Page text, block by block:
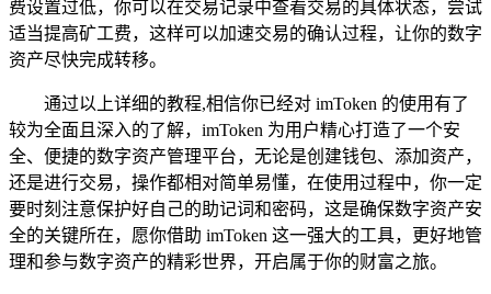
费设置过低，你可以在交易记录中查看交易的具体状态，尝试
适当提高矿工费，这样可以加速交易的确认过程，让你的数字
资产尽快完成转移。
通过以上详细的教程,相信你已经对 imToken 的使用有了
较为全面且深入的了解，imToken 为用户精心打造了一个安
全、便捷的数字资产管理平台，无论是创建钱包、添加资产，
还是进行交易，操作都相对简单易懂，在使用过程中，你一定
要时刻注意保护好自己的助记词和密码，这是确保数字资产安
全的关键所在，愿你借助 imToken 这一强大的工具，更好地管
理和参与数字资产的精彩世界，开启属于你的财富之旅。